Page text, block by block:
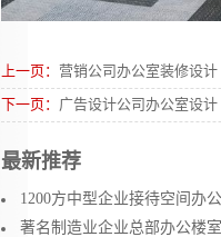
上一页： 营销公司办公室装修设
下一页： 广告设计公司办公室设
最新推荐
1200方中型企业接待空间办
著名制造业企业总部办公楼